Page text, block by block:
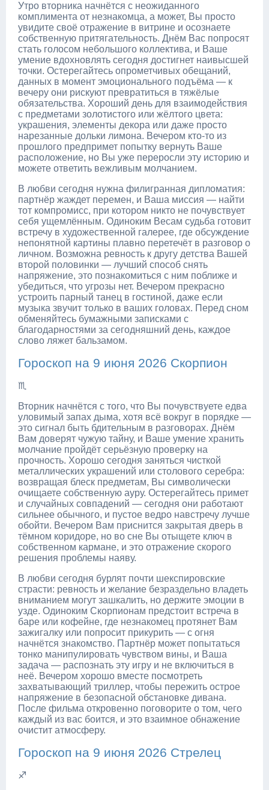
Утро вторника начнётся с неожиданного
комплимента от незнакомца, а может, Вы просто
увидите своё отражение в витрине и осознаете
собственную притягательность. Днём Вас попросят
стать голосом небольшого коллектива, и Ваше
умение вдохновлять сегодня достигнет наивысшей
точки. Остерегайтесь опрометчивых обещаний,
данных в момент эмоционального подъёма — к
вечеру они рискуют превратиться в тяжёлые
обязательства. Хороший день для взаимодействия
с предметами золотистого или жёлтого цвета:
украшения, элементы декора или даже просто
нарезанные дольки лимона. Вечером кто-то из
прошлого предпримет попытку вернуть Ваше
расположение, но Вы уже переросли эту историю и
можете ответить вежливым молчанием.
В любви сегодня нужна филигранная дипломатия:
партнёр жаждет перемен, и Ваша миссия — найти
тот компромисс, при котором никто не почувствует
себя ущемлённым. Одиноким Весам судьба готовит
встречу в художественной галерее, где обсуждение
непонятной картины плавно перетечёт в разговор о
личном. Возможна ревность к другу детства Вашей
второй половинки — лучший способ снять
напряжение, это познакомиться с ним поближе и
убедиться, что угрозы нет. Вечером прекрасно
устроить парный танец в гостиной, даже если
музыка звучит только в ваших головах. Перед сном
обменяйтесь бумажными записками с
благодарностями за сегодняшний день, каждое
слово ляжет бальзамом.
Гороскоп на 9 июня 2026 Скорпион
♏
Вторник начнётся с того, что Вы почувствуете едва
уловимый запах дыма, хотя всё вокруг в порядке —
это сигнал быть бдительным в разговорах. Днём
Вам доверят чужую тайну, и Ваше умение хранить
молчание пройдёт серьёзную проверку на
прочность. Хорошо сегодня заняться чисткой
металлических украшений или столового серебра:
возвращая блеск предметам, Вы символически
очищаете собственную ауру. Остерегайтесь примет
и случайных совпадений — сегодня они работают
сильнее обычного, и пустое ведро навстречу лучше
обойти. Вечером Вам приснится закрытая дверь в
тёмном коридоре, но во сне Вы отыщете ключ в
собственном кармане, и это отражение скорого
решения проблемы наяву.
В любви сегодня бурлят почти шекспировские
страсти: ревность и желание безраздельно владеть
вниманием могут зашкалить, но держите эмоции в
узде. Одиноким Скорпионам предстоит встреча в
баре или кофейне, где незнакомец протянет Вам
зажигалку или попросит прикурить — с огня
начнётся знакомство. Партнёр может попытаться
тонко манипулировать чувством вины, и Ваша
задача — распознать эту игру и не включиться в
неё. Вечером хорошо вместе посмотреть
захватывающий триллер, чтобы пережить острое
напряжение в безопасной обстановке дивана.
После фильма откровенно поговорите о том, чего
каждый из вас боится, и это взаимное обнажение
очистит атмосферу.
Гороскоп на 9 июня 2026 Стрелец
♐